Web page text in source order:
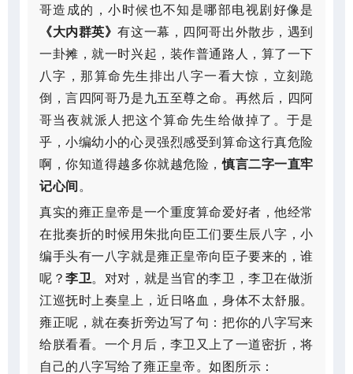
哥造成的，小时候也不知是哪部电视剧好像是
《大内群英》有这一幕，四阿哥出外散步，遇到
一卦摊，就一时兴起，装作普通路人，算了一下
八字，那算命先生排出八字一看大惊，立刻跪
倒，言四阿哥乃是九五至尊之命。再然后，四阿
哥当夜就派人把这个算命先生给做掉了。于是
乎，小编幼小的心灵强烈感受到算命这行真危险
啊，你知道得越多你就越危险，慎言二字一直牢
记心间 。
真实的雍正皇帝是一个重度算命爱好者，他经常
在批奏折的时候用朱批向臣工们要生辰八字，小
编手头有一八字就是雍正皇帝向臣子要来的，谁
呢？李卫 。对对，就是当官的李卫，李卫在做浙
江巡抚时上奏皇上，近日咯血，身体不太舒服。
雍正呢，就在奏折旁边写了句：把你的八字写来
给朕看看。一个月后，李卫又上了一道密折，将
自己的八字写给了雍正皇帝。如图所示：